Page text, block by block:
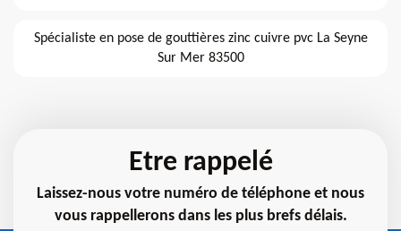
Spécialiste en pose de gouttières zinc cuivre pvc La Seyne
Sur Mer 83500
Etre rappelé
Laissez-nous votre numéro de téléphone et nous
vous rappellerons dans les plus brefs délais.